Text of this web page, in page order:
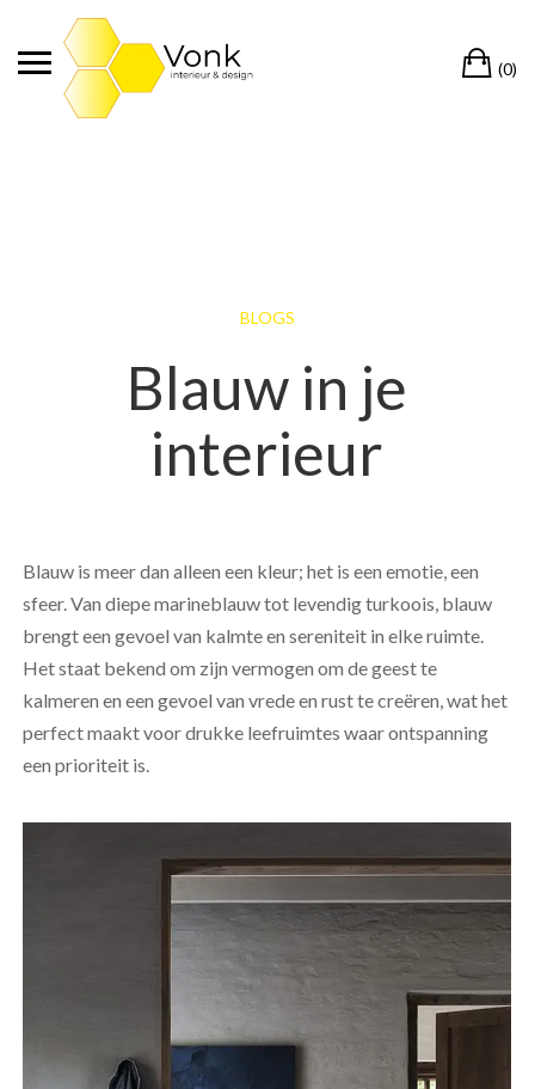
(0)
BLOGS
Blauw in je
interieur
Blauw is meer dan alleen een kleur; het is een emotie, een
sfeer. Van diepe marineblauw tot levendig turkoois, blauw
brengt een gevoel van kalmte en sereniteit in elke ruimte.
Het staat bekend om zijn vermogen om de geest te
kalmeren en een gevoel van vrede en rust te creëren, wat het
perfect maakt voor drukke leefruimtes waar ontspanning
een prioriteit is.